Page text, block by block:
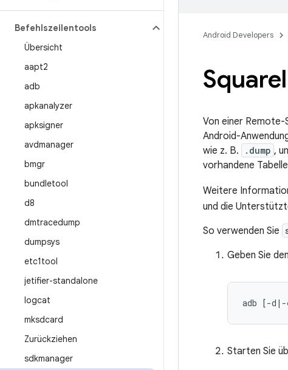
Befehlszeilentools
Übersicht
aapt2
adb
apkanalyzer
apksigner
avdmanager
bmgr
bundletool
d8
dmtracedump
dumpsys
etc1tool
jetifier-standalone
logcat
mksdcard
Zurückziehen
sdkmanager
Android Developers
Von einer
Android-
wie z. B.
.dump ,
vorhandene
Weitere
und die
So verwenden Sie
Geben Sie
adb [-d|-
Starten Sie